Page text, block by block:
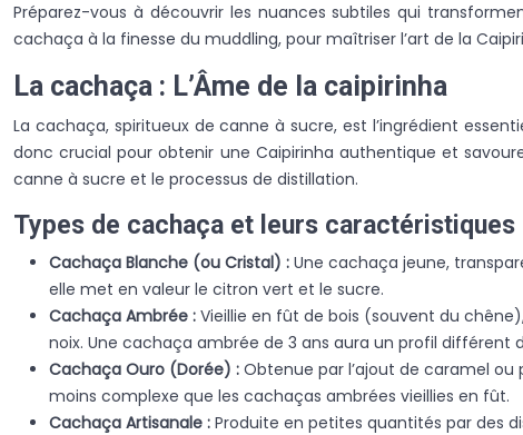
Préparez-vous à découvrir les nuances subtiles qui
cachaça à la finesse du muddling, pour maîtriser l’art de la
La cachaça : L’Âme de la caipirinha
La cachaça, spiritueux de canne à sucre, est l’ingrédient
donc crucial pour obtenir une Caipirinha authentique et
canne à sucre et le processus de distillation.
Types de cachaça et leurs caractéristiques
Cachaça Blanche (ou Cristal) : Une cachaça jeune,
elle met en valeur le citron vert et le sucre.
Cachaça Ambrée : Vieillie en fût de bois (souvent du
noix. Une cachaça ambrée de 3 ans aura un profil différent
Cachaça Ouro (Dorée) : Obtenue par l’ajout de caramel
moins complexe que les cachaças ambrées vieillies en fût.
Cachaça Artisanale : Produite en petites quantités par des